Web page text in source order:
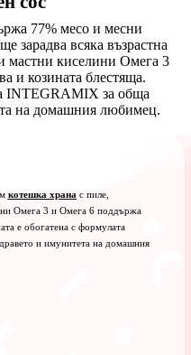
77% месо и месни
зарадва всяка възрастна
мастни киселини Омега 3
и козината блестяща.
INTEGRAMIX за обща
на домашния любимец.
котешка храна с пиле,
Омега 3 и Омега 6 поддържа
е обогатена с формулата
и имунитета на домашния